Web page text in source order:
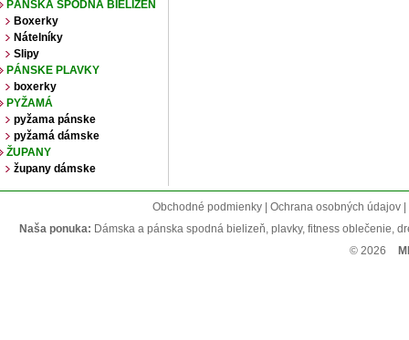
PÁNSKA SPODNÁ BIELIZEŇ
Boxerky
Nátelníky
Slipy
PÁNSKE PLAVKY
boxerky
PYŽAMÁ
pyžama pánske
pyžamá dámske
ŽUPANY
župany dámske
Obchodné podmienky | Ochrana osobných údajov
Naša ponuka: Dámska a pánska spodná bielizeň, plavky, fitness oblečenie,
© 2026